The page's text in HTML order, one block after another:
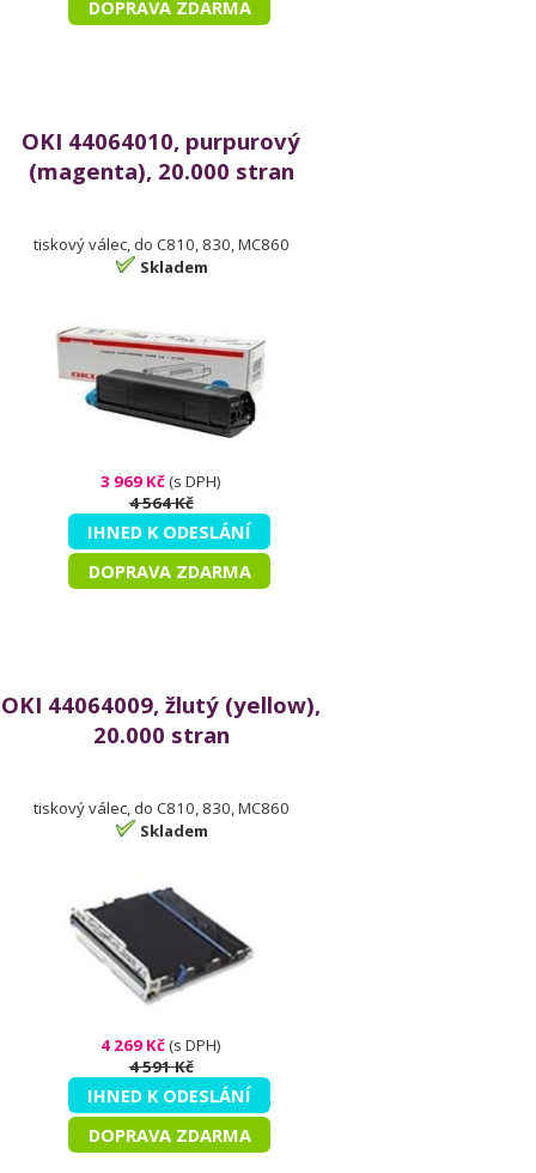
DOPRAVA ZDARMA
OKI 44064010, purpurový
(magenta), 20.000 stran
tiskový válec, do C810, 830, MC860
Skladem
3 969 Kč(s DPH)
4 564 Kč
IHNED K ODESLÁNÍ
DOPRAVA ZDARMA
OKI 44064009, žlutý (yellow),
20.000 stran
tiskový válec, do C810, 830, MC860
Skladem
4 269 Kč(s DPH)
4 591 Kč
IHNED K ODESLÁNÍ
DOPRAVA ZDARMA